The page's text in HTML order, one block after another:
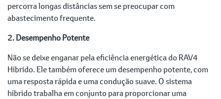
percorra longas distâncias sem se preocupar com
abastecimento frequente.
2. Desempenho Potente
Não se deixe enganar pela eficiência energética do RAV4
Híbrido. Ele também oferece um desempenho potente, com
uma resposta rápida e uma condução suave. O sistema
híbrido trabalha em conjunto para proporcionar uma